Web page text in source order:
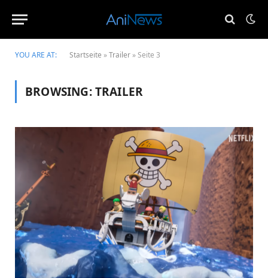
YOU ARE AT: Startseite »Trailer »Seite 3
BROWSING:TRAILER